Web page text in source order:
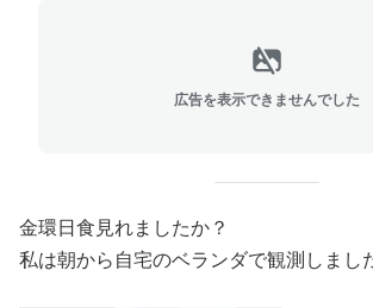
広告を表示できませんでした
金環日食見れましたか？
私は朝から自宅のベランダで観測しまし